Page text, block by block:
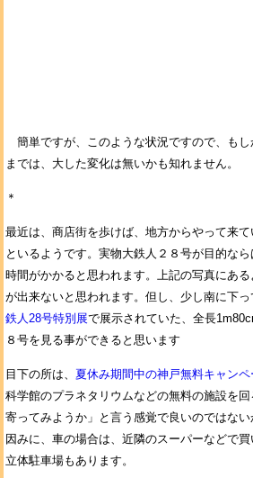
簡単ですが、このような状況ですので、も
までは、大した変化は無いかも知れません。
＊
最近は、商店街を歩けば、地方からやって来
といるようです。実物大鉄人２８号が目的な
時間がかかると思われます。上記の写真にあ
が出来ないと思われます。但し、少し南に下
鉄人28号特別展で展示されていた、全長
８号を見る事ができると思います
目下の所は、 夏休み期間中の神戸無料キャンペ
科学館のプラネタリウムなどの無料の施設を
寄ってみようか」と言う感覚で良いのではない
因みに、車の場合は、近隣のスーパーなどで
立体駐車場もあります。